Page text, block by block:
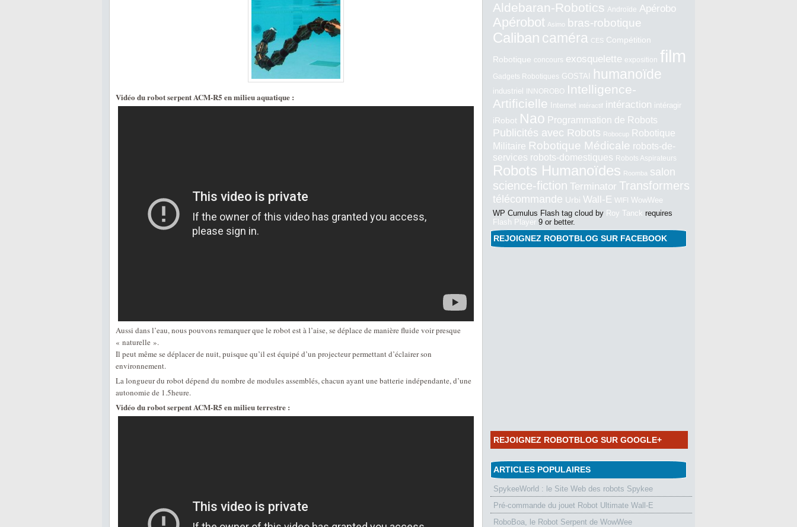
Vidéo du robot serpent ACM-R5 en milieu aquatique :
Aussi dans l’eau, nous pouvons remarquer que le robot est à l’aise, se déplace de manière fluide voir presque
« naturelle ».
Il peut même se déplacer de nuit, puisque qu’il est équipé d’un projecteur permettant d’éclairer son
environnement.
La longueur du robot dépend du nombre de modules assemblés, chacun ayant une batterie indépendante, d’une
autonomie de 1.5heure.
Vidéo du robot serpent ACM-R5 en milieu terrestre :
Aldebaran-Robotics Androïde Apérobo
Apérobot Asimo bras-robotique
Caliban caméra CES Compétition
Robotique concours exosquelette exposition film
Gadgets Robotiques GOSTAI humanoïde
industriel INNOROBO Intelligence-
Artificielle
Internet intéractif intéraction intéragir
iRobot Nao Programmation de Robots
Publicités avec Robots Robocup
Robotique
Militaire Robotique Médicale robots-de-
services robots-domestiques Robots Aspirateurs
Robots Humanoïdes Roomba salon
science-fiction Terminator Transformers
télécommande Urbi Wall-E WIFI WowWee
WP Cumulus Flash tag cloud by Roy Tanck requires
Flash Player 9 or better.
REJOIGNEZ ROBOTBLOG SUR FACEBOOK
REJOIGNEZ ROBOTBLOG SUR GOOGLE+
ARTICLES POPULAIRES
SpykeeWorld : le Site Web des robots Spykee
Pré-commande du jouet Robot Ultimate Wall-E
RoboBoa, le Robot Serpent de WowWee